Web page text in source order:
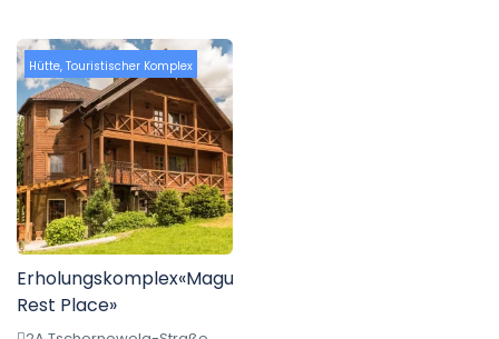
Hütte, Touristischer Komplex
Erholungskomplex«Magurka
Rest Place»